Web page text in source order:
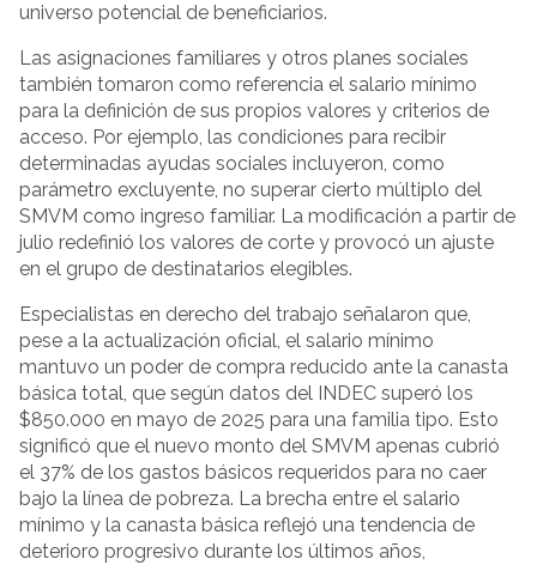
universo potencial de beneficiarios.
Las asignaciones familiares y otros planes sociales
también tomaron como referencia el salario mínimo
para la definición de sus propios valores y criterios de
acceso. Por ejemplo, las condiciones para recibir
determinadas ayudas sociales incluyeron, como
parámetro excluyente, no superar cierto múltiplo del
SMVM como ingreso familiar. La modificación a partir de
julio redefinió los valores de corte y provocó un ajuste
en el grupo de destinatarios elegibles.
Especialistas en derecho del trabajo señalaron que,
pese a la actualización oficial, el salario mínimo
mantuvo un poder de compra reducido ante la canasta
básica total, que según datos del INDEC superó los
$850.000 en mayo de 2025 para una familia tipo. Esto
significó que el nuevo monto del SMVM apenas cubrió
el 37% de los gastos básicos requeridos para no caer
bajo la línea de pobreza. La brecha entre el salario
mínimo y la canasta básica reflejó una tendencia de
deterioro progresivo durante los últimos años,